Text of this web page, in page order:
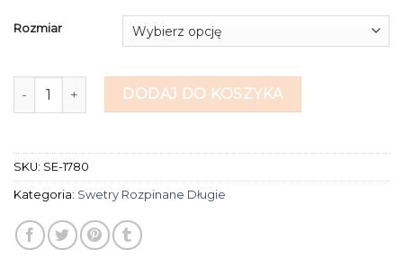
Rozmiar
ilość swetry rozpinane długieDODAJ DO KOSZYKA
SKU: SE-1780
Kategoria: Swetry Rozpinane Długie